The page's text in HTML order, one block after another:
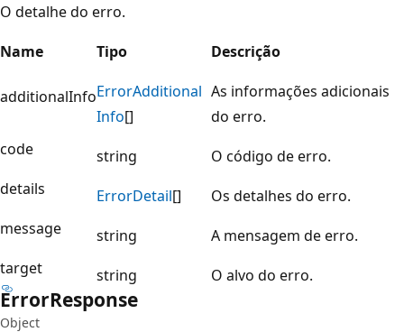
O detalhe do erro.
Name
Tipo Descrição
additionalInfoErrorAdditional
Info[]
As informações adicionais
do erro.
code
string
O código de erro.
details
ErrorDetail[]
Os detalhes do erro.
message
string
A mensagem de erro.
target
string O alvo do erro.
ErrorResponse
Object